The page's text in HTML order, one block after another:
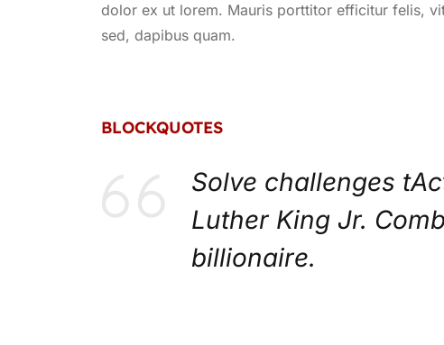
dolor ex ut lorem. Mauris porttitor efficitur felis,
sed, dapibus quam.
BLOCKQUOTES
Solve challenges
Luther King Jr.
billionaire.